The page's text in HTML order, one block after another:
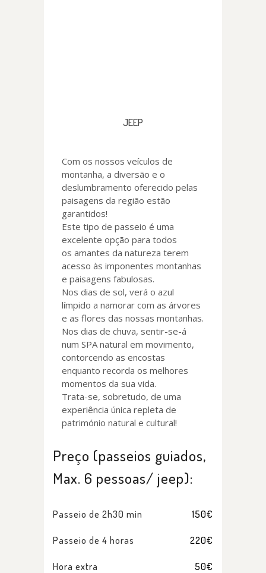
JEEP
Com os nossos veículos de
montanha, a diversão e o
deslumbramento oferecido pelas
paisagens da região estão
garantidos!
Este tipo de passeio é uma
excelente opção para todos
os amantes da natureza terem
acesso às imponentes montanhas
e paisagens fabulosas.
Nos dias de sol, verá o azul
límpido a namorar com as árvores
e as flores das nossas montanhas.
Nos dias de chuva, sentir-se-á
num SPA natural em movimento,
contorcendo as encostas
enquanto recorda os melhores
momentos da sua vida.
Trata-se, sobretudo, de uma
experiência única repleta de
património natural e cultural!
Preço (passeios guiados,
Max. 6 pessoas/ jeep):
Passeio de 2h30 min 150€
Passeio de 4 horas 220€
Hora extra 50€